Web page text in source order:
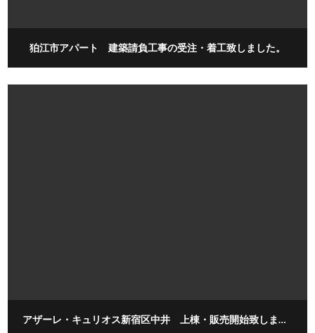
狛江市アパート 建築請負工事の受注・着工致しました。
アザーレ・キュリオス新宿区中井 上棟・販売開始致しました。